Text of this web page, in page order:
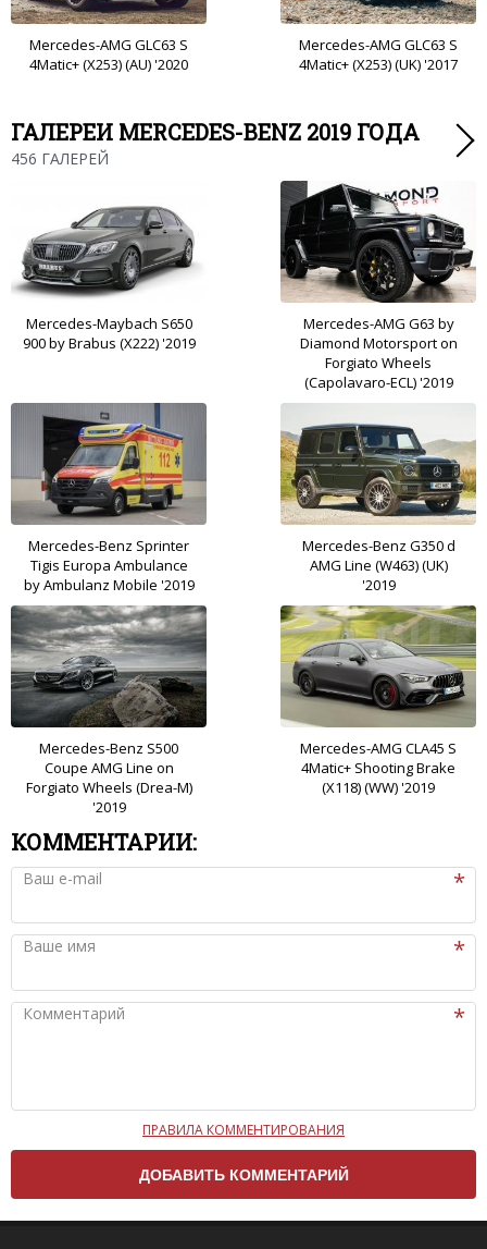
Mercedes-AMG GLC63 S
4Matic+ (X253) (AU) '2020
Mercedes-AMG GLC63 S
4Matic+ (X253) (UK) '2017
ГАЛЕРЕИ MERCEDES-BENZ 2019 ГОДА
456 ГАЛЕРЕЙ
Mercedes-Maybach S650
900 by Brabus (X222) '2019
Mercedes-AMG G63 by
Diamond Motorsport on
Forgiato Wheels
(Capolavaro-ECL) '2019
Mercedes-Benz Sprinter
Tigis Europa Ambulance
by Ambulanz Mobile '2019
Mercedes-Benz G350 d
AMG Line (W463) (UK)
'2019
Mercedes-Benz S500
Coupe AMG Line on
Forgiato Wheels (Drea-M)
'2019
Mercedes-AMG CLA45 S
4Matic+ Shooting Brake
(X118) (WW) '2019
КОММЕНТАРИИ:
Ваш e-mail
Ваше имя
Комментарий
Чтобы ваш комментарий был опубликован на сайте,
вам нужно придерживаться следующих правил:
Комментарий не может быть слишком
ПРАВИЛА КОММЕНТИРОВАНИЯ